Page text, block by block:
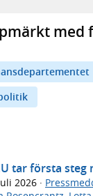
med
tar första
2026 ·